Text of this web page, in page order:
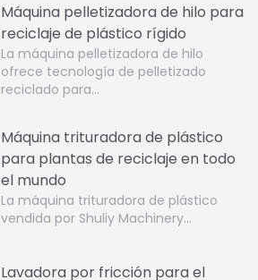
Máquina pelletizadora de hilo para
reciclaje de plástico rígido
La máquina pelletizadora de hilo
ofrece tecnología de pelletizado
reciclado para…
Máquina trituradora de plástico
para plantas de reciclaje en todo
el mundo
La máquina trituradora de plástico
vendida por Shuliy Machinery…
Lavadora por fricción para el